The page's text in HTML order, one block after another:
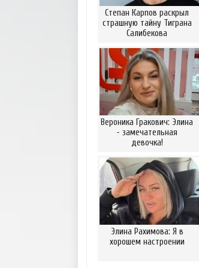
Степан Карпов раскрыл
страшную тайну Тиграна
Салибекова
Вероника Гракович: Элина
- замечательная
девочка!
Элина Рахимова: Я в
хорошем настроении